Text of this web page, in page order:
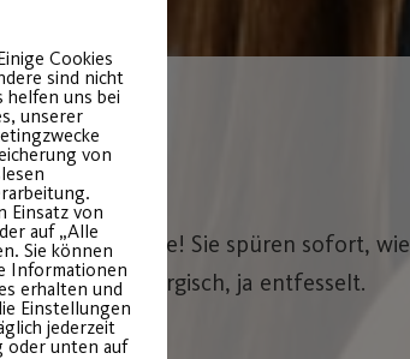
Auch Sie! Sie spüren sofort, wie
sanft, mal energisch, ja entfesselt.
Cookies
sind nicht
uns bei
unserer
von
Einsatz von
auf „Alle
Sie können
Informationen
erhalten und
Einstellungen
jederzeit
oder unten auf